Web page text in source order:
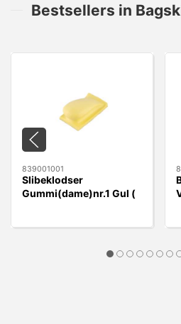
Bestsellers in
839001001
Slibeklodser
Gummi(dame)nr.1 Gul (